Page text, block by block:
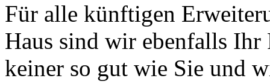
Für alle künftigen
Haus sind wir ebenfalls Ihr
keiner so gut wie Sie und